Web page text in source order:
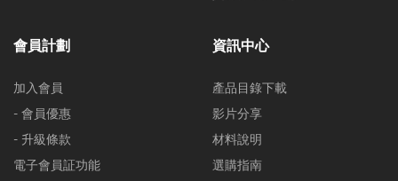
會員計劃
加入會員
- 會員優惠
- 升級條款
電子會員証功能
資訊中心
產品目錄下載
影片分享
材料說明
選購指南